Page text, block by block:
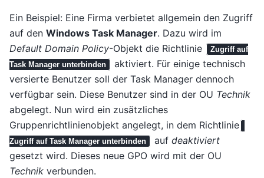
Ein Beispiel: Eine Firma verbietet allgemein den Zugriff
auf den Windows Task Manager. Dazu wird im
Default Domain Policy-Objekt die Richtlinie
Zugriff auf
Task Manager unterbinden
aktiviert. Für einige technisch
versierte Benutzer soll der Task Manager dennoch
verfügbar sein. Diese Benutzer sind in der OU Technik
abgelegt. Nun wird ein zusätzliches
Gruppenrichtlinienobjekt angelegt, in dem Richtlinie
Zugriff auf Task Manager unterbinden auf deaktiviert
gesetzt wird. Dieses neue GPO wird mit der OU
Technik verbunden.